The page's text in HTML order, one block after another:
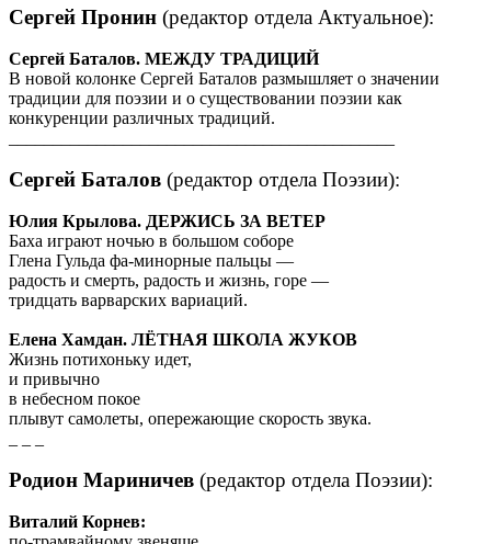
Сергей Пронин (редактор отдела Актуальное):
Сергей Баталов. МЕЖДУ ТРАДИЦИЙ
В новой колонке Сергей Баталов размышляет о значении
традиции для поэзии и о существовании поэзии как
конкуренции различных традиций.
Сергей Баталов (редактор отдела Поэзии):
Юлия Крылова. ДЕРЖИСЬ ЗА ВЕТЕР
Баха играют ночью в большом соборе
Глена Гульда фа-минорные пальцы —
радость и смерть, радость и жизнь, горе —
тридцать варварских вариаций.
Елена Хамдан. ЛЁТНАЯ ШКОЛА ЖУКОВ
Жизнь потихоньку идет,
и привычно
в небесном покое
плывут самолеты, опережающие скорость звука.
Родион Мариничев (редактор отдела Поэзии):
Виталий Корнев: